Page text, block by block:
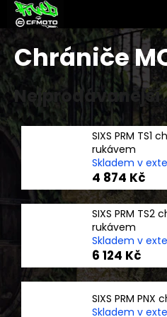
Přejít
obsah
Chrániče
Nejprodávanější
SIXS PRM TS1
rukávem
Skladem v
4 874 Kč
SIXS PRM TS2
rukávem
Skladem v
6 124 Kč
SIXS PRM
Skladem v
o
š
k
Zpět
Zpět
C
o
p
o
t
e
b
j
e
e